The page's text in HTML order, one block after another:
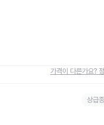
가격이 다른가요?
상급